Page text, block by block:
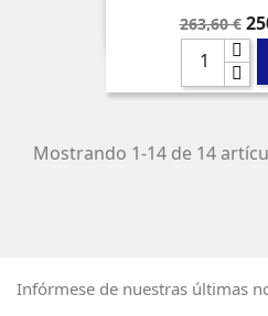
Precio
base
263,60 €
Mostrando 1-14 de 14
Infórmese de nuestras últimas